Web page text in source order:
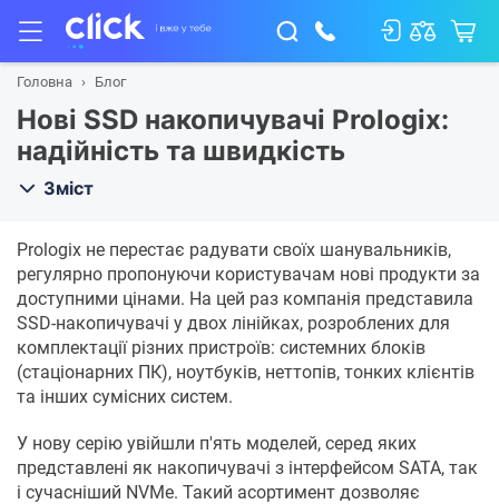
Головна Блог
Нові SSD накопичувачі Prologix:
надійність та швидкість
Зміст
Prologix не перестає радувати своїх шанувальників,
регулярно пропонуючи користувачам нові продукти за
доступними цінами. На цей раз компанія представила
SSD-накопичувачі у двох лінійках, розроблених для
комплектації різних пристроїв: системних блоків
(стаціонарних ПК), ноутбуків, неттопів, тонких клієнтів
та інших сумісних систем.
У нову серію увійшли п'ять моделей, серед яких
представлені як накопичувачі з інтерфейсом SATA, так
і сучасніший NVMe. Такий асортимент дозволяє